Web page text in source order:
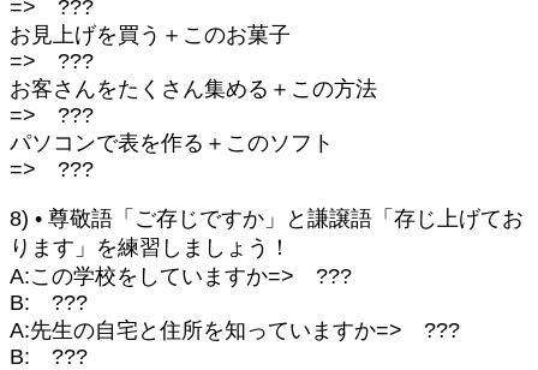
=> ???
お見上げを買う＋このお菓子
=> ???
お客さんをたくさん集める＋この方法
=> ???
パソコンで表を作る＋このソフト
=> ???
8) • 尊敬語「ご存じですか」と謙譲語「存じ上げてお
ります」を練習しましょう！
A:この学校をしていますか=> ???
B: ???
A:先生の自宅と住所を知っていますか=> ???
B: ???